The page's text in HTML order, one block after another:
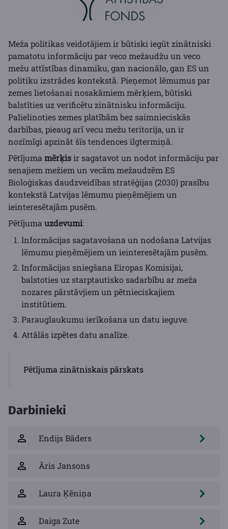
Meža politikas veidotājiem ir būtiski iegūt zinātniski
pamatotu informāciju par veco mežaudžu un veco
mežu attīstības dinamiku, gan nacionālo, gan ES un
politiku izstrādes kontekstā. Pieņemot lēmumus par
zemes lietošanai nosakāmiem mērķiem, būtiski
balstīties uz verificētu zinātnisku informāciju.
Palielinoties zemes platībām bez saimnieciskās
darbības, pieaug arī vecu mežu teritorija, un ir
nozīmīgi apzināt šīs tendences ilgtermiņā.
Pētījuma mērķisir sagatavot un nodot informāciju par
senajiem mežiem un vecām mežaudzēm ES
Bioloģiskas daudzveidības stratēģijas (2030) prasību
kontekstā Latvijas lēmumu pieņēmējiem un
ieinteresētajām pusēm.
Pētījuma uzdevumi:
Informācijas sagatavošana un nodošana Latvijas
lēmumu pieņēmējiem un ieinteresētajām pusēm.
Informācijas sniegšana Eiropas Komisijai,
balstoties uz starptautisko sadarbību ar meža
nozares pārstāvjiem un pētnieciskajiem
institūtiem.
Parauglaukumu ierīkošana un datu ieguve.
Attālās izpētes datu analīze.
Pētījuma zinātniskais pārskats
Darbinieki
Endijs Bāders
Āris Jansons
Laura Ķēniņa
Daiga Zute